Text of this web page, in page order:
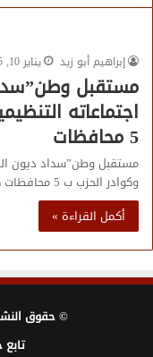
إبراهيم أبو زيد
يناير 10, 2025
مستقبل
اجتماعاته
5 محافظات
مستقبل وطن”سداد ديون
وكوادر الحزب ب 5 محافظات كتب احمد زنط واصلت الأمانة المركزية…
أكمل القراءة »
© حقوق النشر 2013 ، الحقوق